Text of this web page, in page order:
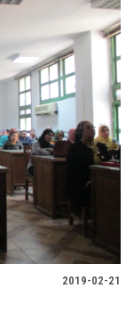
2019-02-21